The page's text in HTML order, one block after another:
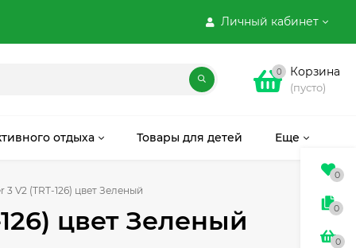
Личный кабинет
0 Корзина
(пусто)
отдыха Товары для детей Еще
3 V2 (TRT-126) цвет Зеленый
цвет Зеленый
0
0
0